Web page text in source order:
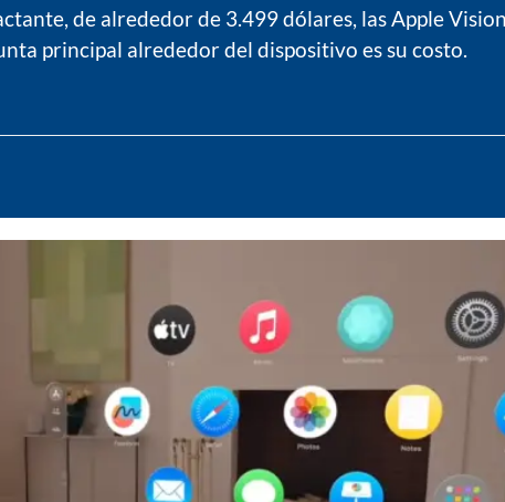
de alrededor de 3.499 dólares, las Apple
principal alrededor del dispositivo es su costo.